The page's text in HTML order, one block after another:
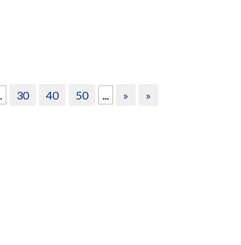
30 40 50 » »